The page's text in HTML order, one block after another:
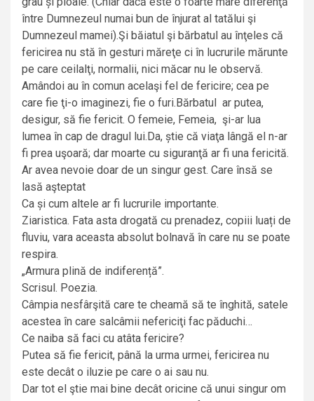
între Dumnezeul numai bun de înjurat al tatălui şi
Dumnezeul mamei).Şi băiatul şi bărbatul au înţeles că
fericirea nu stă în gesturi măreţe ci în lucrurile mărunte
pe care ceilalţi, normalii, nici măcar nu le observă.
Amândoi au în comun acelaşi fel de fericire; cea pe
care fie ţi-o imaginezi, fie o furi.Bărbatul ar putea,
desigur, să fie fericit. O femeie, Femeia, şi-ar lua
lumea în cap de dragul lui.Da, știe că viaţa lângă el n-ar
fi prea uşoară; dar moarte cu siguranţă ar fi una fericită.
Ar avea nevoie doar de un singur gest. Care însă se
lasă aşteptat
Ca și cum altele ar fi lucrurile importante.
Ziaristica. Fata asta drogată cu prenadez, copiii luați de
fluviu, vara aceasta absolut bolnavă în care nu se poate
respira.
„Armura plină de indiferență”.
Scrisul. Poezia.
Câmpia nesfârşită care te cheamă să te înghită, satele
acestea în care salcâmii nefericiţi fac păduchi…
Ce naiba să faci cu atâta fericire?
Putea să fie fericit, până la urma urmei, fericirea nu
este decât o iluzie pe care o ai sau nu.
Dar tot el ştie mai bine decât oricine că unui singur om